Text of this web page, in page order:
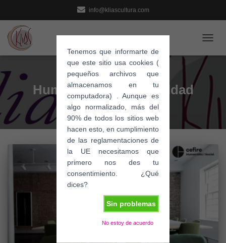
Tenemos que informarte de
que este sitio usa cookies (
pequeños archivos que
almacenamos en tu
computadora) . Aunque es
algo normalizado, más del
90% de todos los sitios web
hacen esto, en cumplimiento
de las reglamentaciones de
la UE necesitamos que
primero nos des tu
consentimiento. ¿Qué
dices?
Sin problemas
No estoy de acuerdo
info@kliascultura.com
MODO
Humanidades en Igualdad